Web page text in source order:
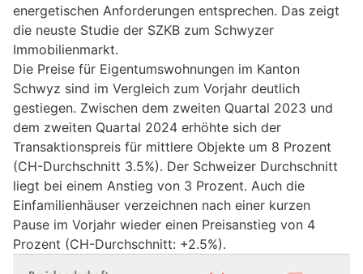
energetischen Anforderungen entsprechen. Das zeigt
die neuste Studie der SZKB zum Schwyzer
Immobilienmarkt.
Die Preise für Eigentumswohnungen im Kanton
Schwyz sind im Vergleich zum Vorjahr deutlich
gestiegen. Zwischen dem zweiten Quartal 2023 und
dem zweiten Quartal 2024 erhöhte sich der
Transaktionspreis für mittlere Objekte um 8 Prozent
(CH-Durchschnitt 3.5%). Der Schweizer Durchschnitt
liegt bei einem Anstieg von 3 Prozent. Auch die
Einfamilienhäuser verzeichnen nach einer kurzen
Pause im Vorjahr wieder einen Preisanstieg von 4
Prozent (CH-Durchschnitt: +2.5%).